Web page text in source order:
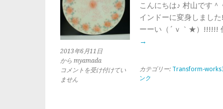
サ
ト）
は
2013年6月11日
から myamada
★
素
コメントを受け付けてい
ません
こんにちは♪ 村山です
インドーに変身しまし
ーーい（´ｖ｀★）!!!!!!
→
カテゴリー: Transform-
ンク